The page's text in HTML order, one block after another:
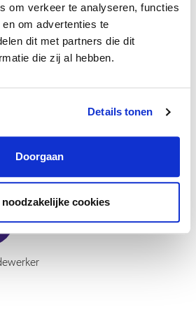
om verkeer te analyseren, functies
om advertenties te
dit met partners die dit
die zij al hebben.
Details tonen
Doorgaan
cookies
volop de ruimte om je te ontwikkelen. Je
per jaar (bij 36 uur) om te besteden